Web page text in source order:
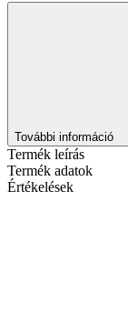
További információ
Termék leírás
Termék adatok
Értékelések